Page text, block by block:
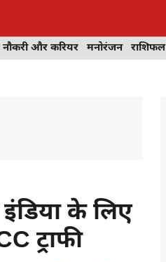
नौकरी और करियर मनोरंजन राशिफल
के लिए
ट्राफी